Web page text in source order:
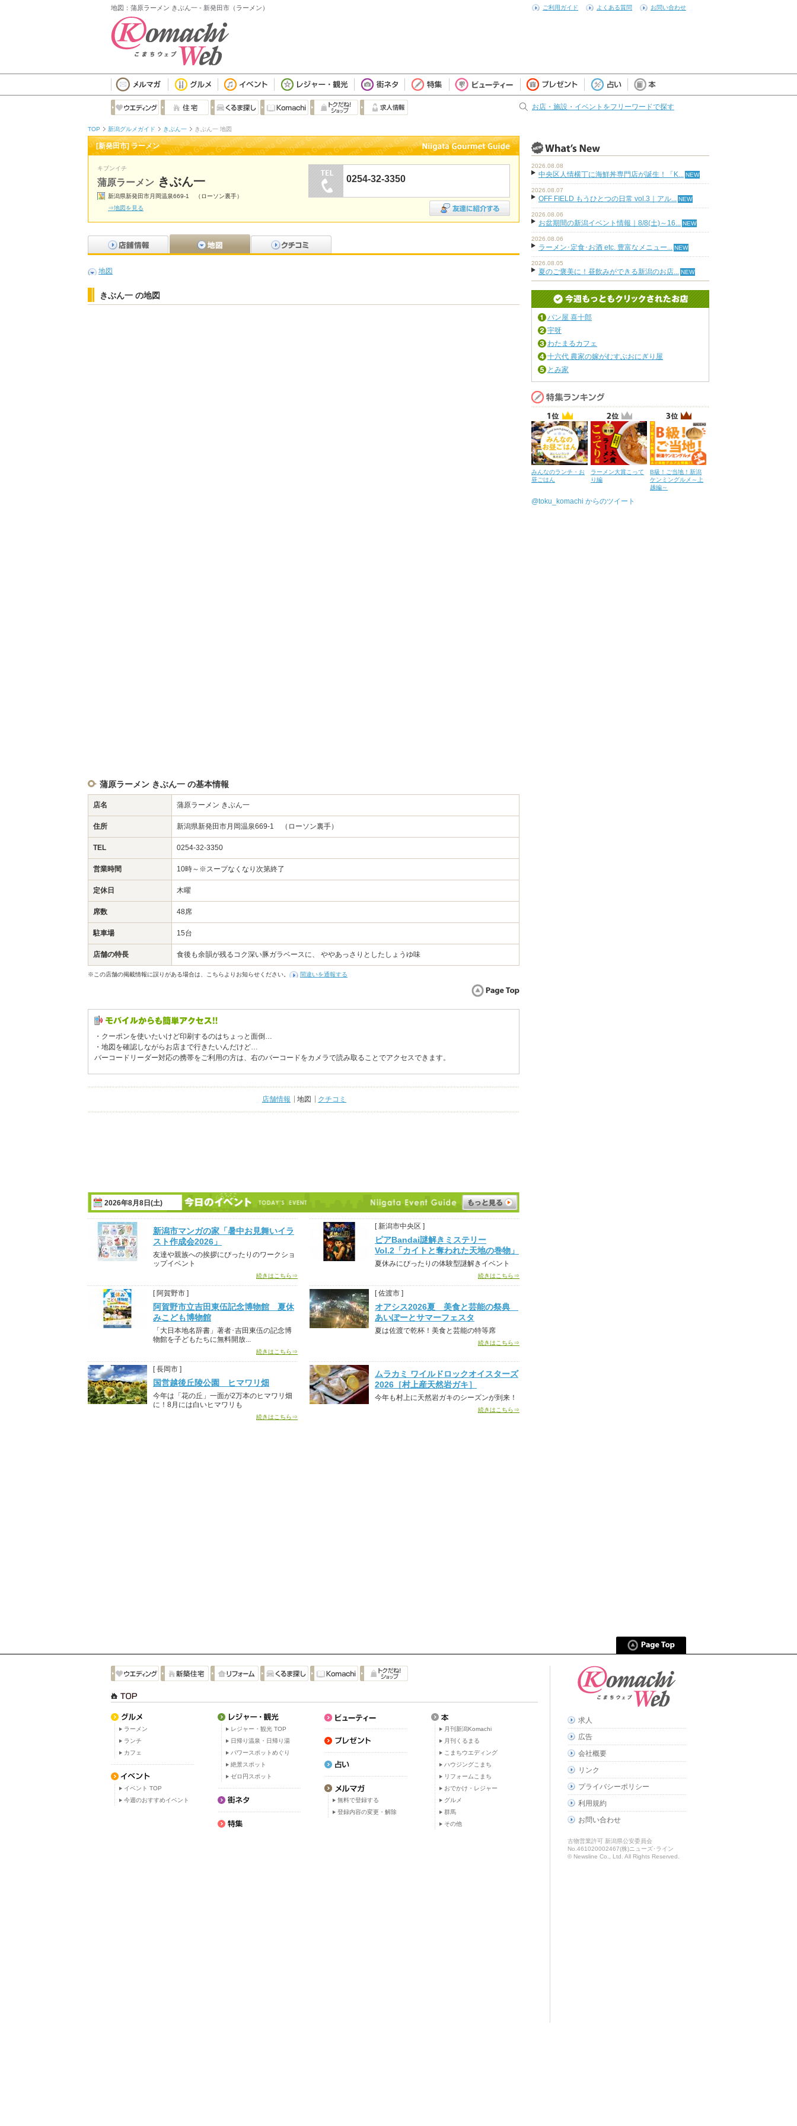
地図：蒲原ラーメン きぶん一 - 新発田市（ラーメン） ご利用ガイド よくある質問 お問い合わせ
お店・施設・イベントをフリーワードで探す
TOP 新潟グルメガイド きぶん一 きぶん一 地図
[新発田市] ラーメン
キブンイチ
蒲原ラーメン きぶん一
新潟県新発田市月岡温泉669-1 （ローソン裏手）
⇒地図を見る
0254-32-3350
地図
きぶん一 の地図
蒲原ラーメン きぶん一 の基本情報
店名 蒲原ラーメン きぶん一
住所 新潟県新発田市月岡温泉669-1 （ローソン裏手）
TEL 0254-32-3350
営業時間 10時～※スープなくなり次第終了
定休日 木曜
席数 48席
駐車場 15台
店舗の特長 食後も余韻が残るコク深い豚ガラベースに、 ややあっさりとしたしょうゆ味
※この店舗の掲載情報に誤りがある場合は、こちらよりお知らせください。 間違いを通報する
・クーポンを使いたいけど印刷するのはちょっと面倒…
・地図を確認しながらお店まで行きたいんだけど…
バーコードリーダー対応の携帯をご利用の方は、右のバーコードをカメラで読み取ることでアクセスできます。
店舗情報 地図 クチコミ
2026年8月8日(土)
新潟市マンガの家「暑中お見舞いイラ
スト作成会2026」
友達や親族への挨拶にぴったりのワークショ
ップイベント
続きはこちら⇒
[ 新潟市中央区 ]
ピアBandai謎解きミステリー
Vol.2「カイトと奪われた天地の巻物」
夏休みにぴったりの体験型謎解きイベント
続きはこちら⇒
[ 阿賀野市 ]
阿賀野市立吉田東伍記念博物館 夏休
みこども博物館
「大日本地名辞書」著者･吉田東伍の記念博
物館を子どもたちに無料開放...
続きはこちら⇒
[ 佐渡市 ]
オアシス2026夏 美食と芸能の祭典
あいぽーとサマーフェスタ
夏は佐渡で乾杯！美食と芸能の特等席
続きはこちら⇒
[ 長岡市 ]
国営越後丘陵公園 ヒマワリ畑
今年は「花の丘」一面が2万本のヒマワリ畑
に！8月には白いヒマワリも
続きはこちら⇒
ムラカミ ワイルドロックオイスターズ
2026［村上産天然岩ガキ］
今年も村上に天然岩ガキのシーズンが到来！
続きはこちら⇒
2026.08.08
中央区人情横丁に海鮮丼専門店が誕生！「K...
2026.08.07
OFF FIELD もうひとつの日常 vol.3｜アル...
2026.08.06
お盆期間の新潟イベント情報｜8/8(土)～16...
2026.08.06
ラーメン･定食･お酒 etc. 豊富なメニュー...
2026.08.05
夏のご褒美に！昼飲みができる新潟のお店...
パン屋 喜十郎
宇呀
わたまるカフェ
十六代 農家の嫁がむすぶおにぎり屋
とみ家
みんなのランチ・お
昼ごはん
ラーメン大賞こって
り編
B級！ご当地！新潟
ケンミングルメ～上
越編～
@toku_komachi からのツイート
ラーメン
ランチ
カフェ
イベント TOP
今週のおすすめイベント
レジャー・観光 TOP
日帰り温泉・日帰り湯
パワースポットめぐり
絶景スポット
ゼロ円スポット
無料で登録する
登録内容の変更・解除
月刊新潟Komachi
月刊くるまる
こまちウエディング
ハウジングこまち
リフォームこまち
おでかけ・レジャー
グルメ
群馬
その他
求人
広告
会社概要
リンク
プライバシーポリシー
利用規約
お問い合わせ
古物営業許可 新潟県公安委員会
No.461020002467(株)ニューズ･ライン
© Newsline Co., Ltd. All Rights Reserved.